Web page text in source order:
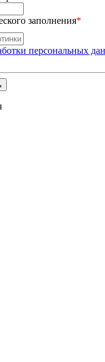
заполнения*
персональных